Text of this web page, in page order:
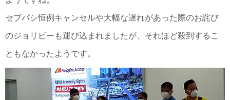
セブパシ恒例キャンセルや大幅な遅れがあった際のお詫び
のジョリビーも運び込まれましたが、それほど殺到するこ
ともなかったようです。